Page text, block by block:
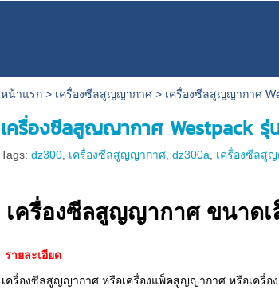
หน้าแรก> เครื่องซีลสูญญากาศ> เครื่องซีลสูญญากาศ
เครื่องซีลสูญญากาศ Westpack รุ่
Tags:dz300 เครื่องซีลสูญญากาศ ,dz300a เครื่องซีลสู
เครื่องซีลสูญญากาศ ขนาดเ
รายละเอียด
เครื่องซีลสูญญากาศ หรือเครื่องแพ็คสูญญากาศ หรือเครื่